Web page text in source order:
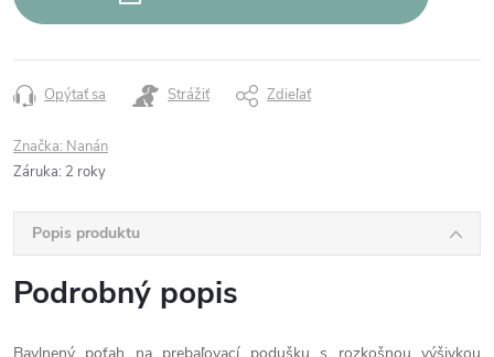
Opýtať sa Strážiť Zdieľať
Značka: Nanán
Záruka: 2 roky
Popis produktu
Podrobný popis